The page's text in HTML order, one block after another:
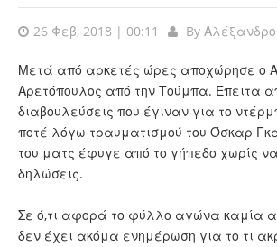
26 Φεβ, 2018 | 00:11 By
Μετά από αρκετές ώρες αποχώρησε ο
Αρετόπουλος από την Τούμπα. Έπειτα
διαβουλεύσεις που έγιναν για το
ποτέ λόγω τραυματισμού του Όσκαρ
του ματς έφυγε από το γήπεδο χωρίς
δηλώσεις.
Σε ό,τι αφορά το φύλλο αγώνα καμία
δεν έχει ακόμα ενημέρωση για το τι